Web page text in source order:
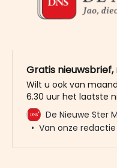
Gratis
Wilt u ook van
6.30 uur het laatste
mailbox? Meld u dan
van De Nieuwe Ster.
gingen u al voor.
De Nieuwe Ster
Van onze redactie